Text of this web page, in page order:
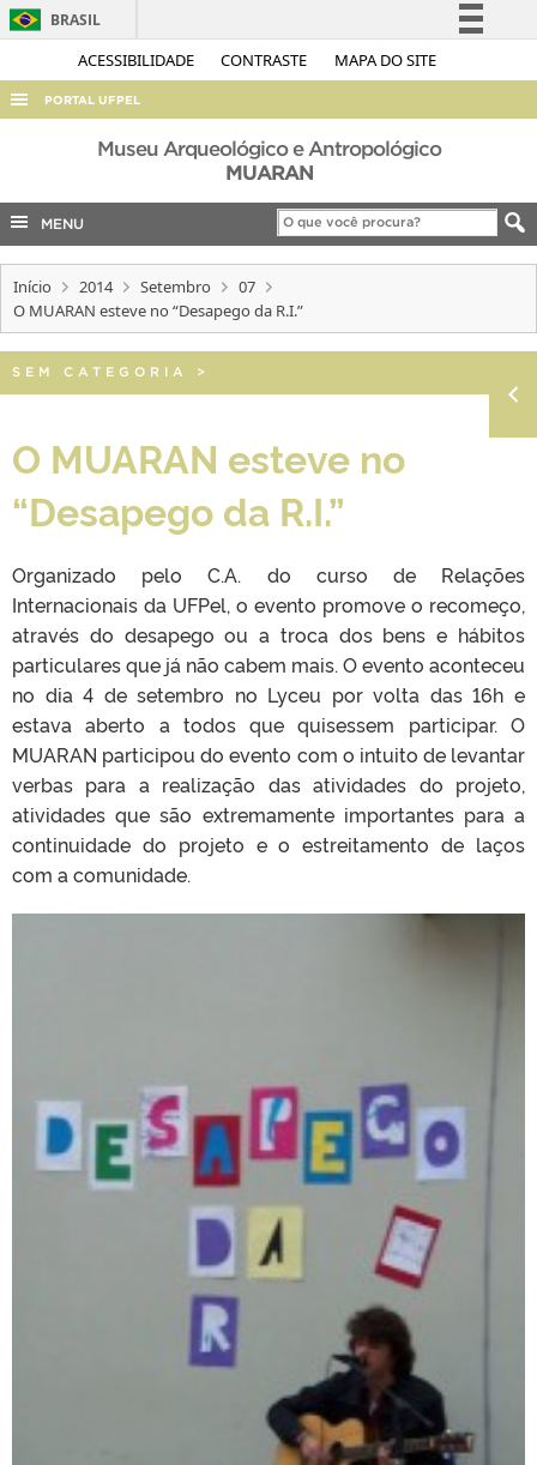
ACESSIBILIDADE CONTRASTE MAPA DO SITE
BRASIL
Simplifique!
Acesso à informação
Legislação
Canais
PORTAL UFPEL
ACESSO À INFORMAÇÃO
COBALTO
CONCURSOS
EDITAIS
TELEFONES
Museu Arqueológico e Antropológico
MUARAN
MENU
Início 2014 Setembro
07
O MUARAN esteve no “Desapego da R.I.”
SEM CATEGORIA >
O MUARAN esteve no
“Desapego da R.I.”
Organizado pelo C.A. do curso de Relações
Internacionais da UFPel, o evento promove o recomeço,
através do desapego ou a troca dos bens e hábitos
particulares que já não cabem mais. O evento aconteceu
no dia 4 de setembro no Lyceu por volta das 16h e
estava aberto a todos que quisessem participar. O
MUARAN participou do evento com o intuito de levantar
verbas para a realização das atividades do projeto,
atividades que são extremamente importantes para a
continuidade do projeto e o estreitamento de laços
com a comunidade.